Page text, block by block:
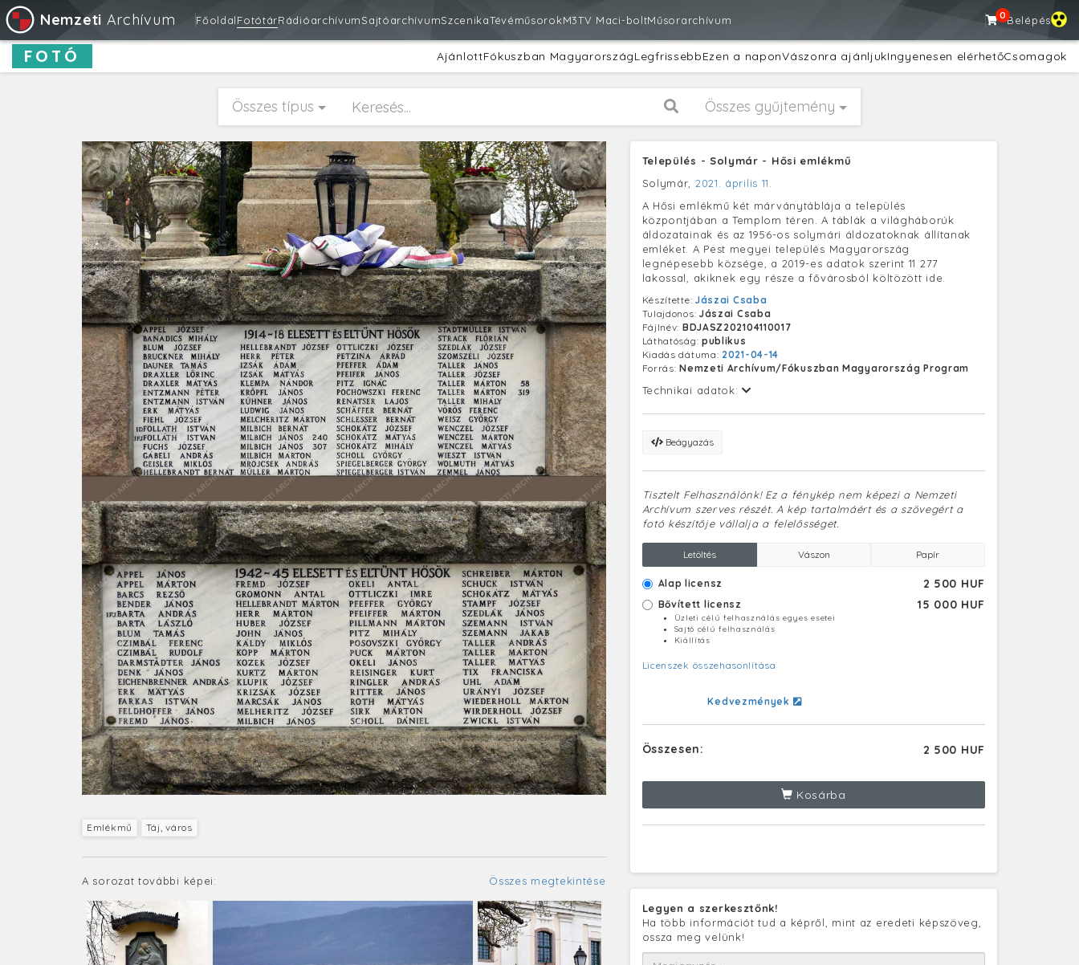
Nemzeti Archívum FőoldalFotótárRádióarchívumSajtóarchívumSzcenikaTévéműsorokM3TV Maci-boltMűsorarchívum 0Belépés
FOTÓ AjánlottFókuszban MagyarországLegfrissebbEzen a naponVászonra ajánljukIngyenesen elérhetőCsomagok
Összes típus Összes gyűjtemény
Emlékmű Táj, város
A sorozat további képei: Összes megtekintése
Település - Solymár - Hősi emlékmű
Solymár, 2021. április 11.
A Hősi emlékmű két márványtáblája a település
központjában a Templom téren. A táblák a világháborúk
áldozatainak és az 1956-os solymári áldozatoknak állítanak
emléket. A Pest megyei település Magyarország
legnépesebb községe, a 2019-es adatok szerint 11 277
lakossal, akiknek egy része a fővárosból költözött ide.
Készítette: Jászai Csaba
Tulajdonos: Jászai Csaba
Fájlnév: BDJASZ202104110017
Láthatóság: publikus
Kiadás dátuma: 2021-04-14
Forrás:Nemzeti Archívum/Fókuszban Magyarország Program
Technikai adatok:
Beágyazás
Tisztelt Felhasználónk! Ez a fénykép nem képezi a Nemzeti
Archívum szerves részét. A kép tartalmáért és a szövegért a
fotó készítője vállalja a felelősséget.
Letöltés Vászon Papír
Alap licensz 2 500 HUF
Bővített licensz 15 000 HUF
Üzleti célú felhasználás egyes esetei
Sajtó célú felhasználás
Kiállítás
Licenszek összehasonlítása
Kedvezmények
Összesen: 2 500 HUF
Kosárba
Legyen a szerkesztőnk!
Ha több információt tud a képről, mint az eredeti képszöveg,
ossza meg velünk!